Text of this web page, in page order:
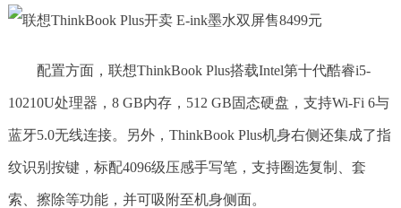
配置方面，联想ThinkBook Plus搭载Intel第十代酷睿i5-
10210U处理器，8 GB内存，512 GB固态硬盘，支持Wi-Fi 6与
蓝牙5.0无线连接。另外，ThinkBook Plus机身右侧还集成了指
纹识别按键，标配4096级压感手写笔，支持圈选复制、套
索、擦除等功能，并可吸附至机身侧面。